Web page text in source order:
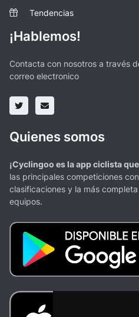
Tendencias
¡Hablemos!
Contacta con nosotros a través
correo electronico
Quienes somos
¡Cyclingoo es la app ciclista
las principales competiciones
clasificaciones y la más
equipos.